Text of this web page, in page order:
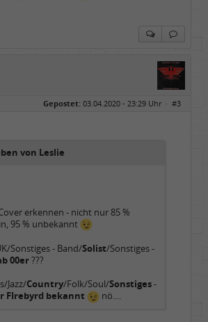
(Ausgeburt?)
Gepostet: 03.04.2020 - 23:29 Uhr · #3
von Leslie
erkennen - nicht nur 85 %
95 % unbekannt
Sonstiges - Band/Solist/Sonstiges -
00er???
Jazz/Country/Folk/Soul/Sonstiges-
FIrebyrd bekannt
nö....